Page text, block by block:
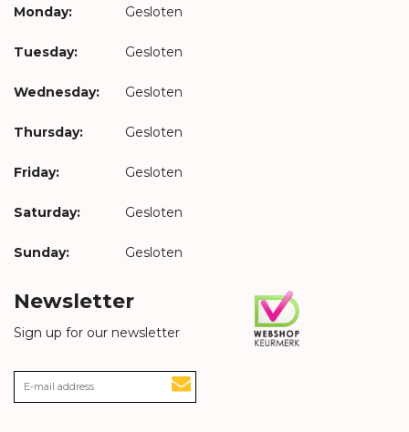
Monday: Gesloten
Tuesday: Gesloten
Wednesday: Gesloten
Thursday: Gesloten
Friday: Gesloten
Saturday: Gesloten
Sunday: Gesloten
Newsletter
Sign up for our newsletter